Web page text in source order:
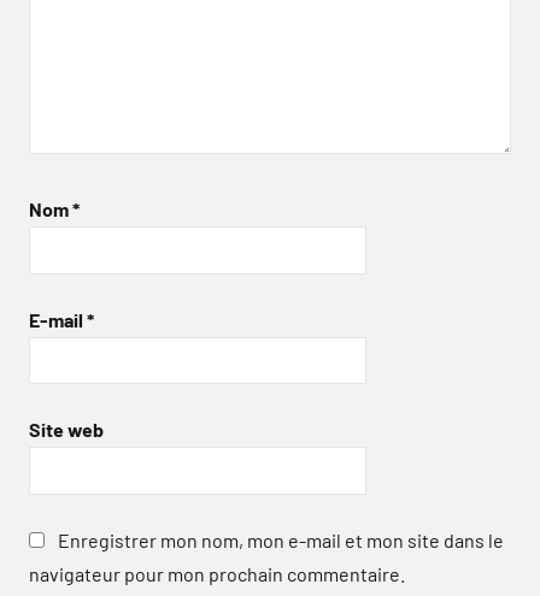
Nom*
E-mail *
Site web
Enregistrer mon nom, mon e-mail et mon site dans le
navigateur pour mon prochain commentaire.